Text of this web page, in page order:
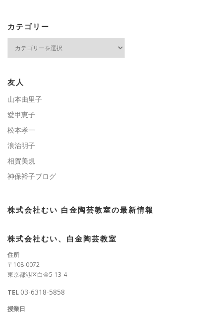
カテゴリー
ー
友人
山本由里子
愛甲恵子
松本孝一
浪治明子
相賀美規
神保裕子ブログ
株式会社むい 白金陶芸教室の最新情報
株式会社むい、白金陶芸教室
住所
〒108-0072
東京都港区白金5-13-4
TEL 03-6318-5858
授業日